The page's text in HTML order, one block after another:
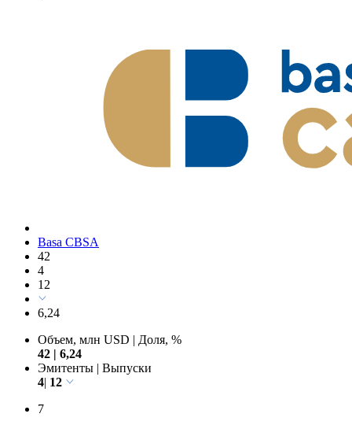
Basa CBSA
42
4
12
6,24
Объем, млн USD | Доля, %
42 | 6,24
Эмитенты | Выпуски
4| 12
7